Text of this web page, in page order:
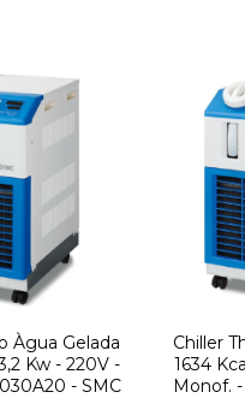
Àgua Gelada
Kw - 220V -
- SMC
Chiller
1634
Monof.